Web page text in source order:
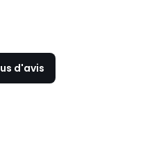
d'avis